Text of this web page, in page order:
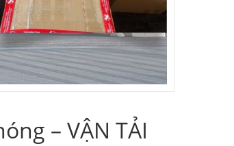
– VẬN TẢI